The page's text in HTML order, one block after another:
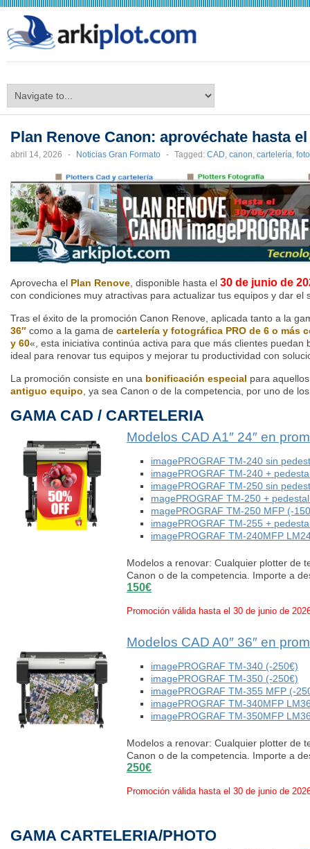
Plan Renove Canon: aprovéchate hasta
abril 14, 2026 - Noticias Gran Formato - Tagged: CAD, canon, cartelería,
Aprovecha el Plan Renove , disponible hasta el 30 de junio de
con condiciones muy atractivas para actualizar tus equipos y dar el
Tras el éxito de la promoción Canon Renove, aplicada tanto a la
36″ como a la gama de cartelería y fotográfica PRO de 6 o más
y 60«, esta iniciativa continúa activa para que más clientes puedan
ideal para renovar tus equipos y mejorar tu productividad con
La promoción consiste en una bonificación especial para
antiguo equipo , ya sea Canon o de la competencia, por uno de
GAMA CAD / CARTELERIA
Modelos CAD A1″ 24″ en
imagePROGRAF TM-240 sin
imagePROGRAF TM-240 +
imagePROGRAF TM-250 sin
magePROGRAF TM-250 +
magePROGRAF TM-250 MFP (-
imagePROGRAF TM-255 +
imagePROGRAF TM-240MFP
Modelos a renovar: Cualquier plotter de
Canon o de la competencia. Importe a
150€
Promoción válida hasta el 30 de junio de
Modelos CAD A0″ 36″ en
imagePROGRAF TM-340 (-250€)
imagePROGRAF TM-350 (-250€)
imagePROGRAF TM-355 MFP (-
imagePROGRAF TM-340MFP
imagePROGRAF TM-350MFP
Modelos a renovar: Cualquier plotter de
Canon o de la competencia. Importe a
250€
Promoción válida hasta el 30 de junio de
GAMA CARTELERIA/PHOTO